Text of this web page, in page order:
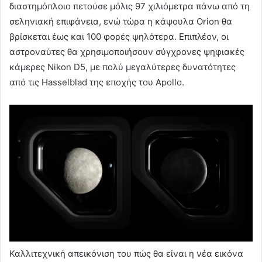
διαστημόπλοιο πετούσε μόλις 97 χιλιόμετρα πάνω από τη
σεληνιακή επιφάνεια, ενώ τώρα η κάψουλα Orion θα
βρίσκεται έως και 100 φορές ψηλότερα. Επιπλέον, οι
αστροναύτες θα χρησιμοποιήσουν σύγχρονες ψηφιακές
κάμερες Nikon D5, με πολύ μεγαλύτερες δυνατότητες
από τις Hasselblad της εποχής του Apollo.
Καλλιτεχνική απεικόνιση του πώς θα είναι η νέα εικόνα